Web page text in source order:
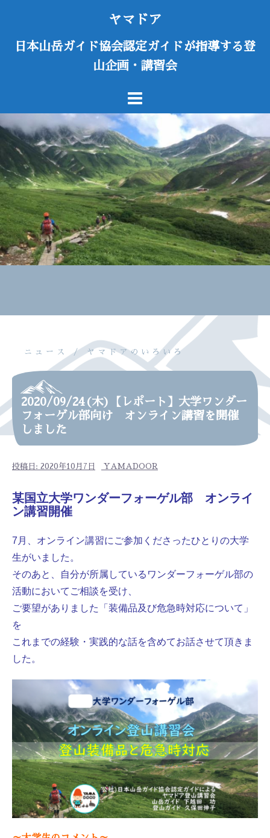
キ
ヤマドア
日本山岳ガイド協会認定ガイドが指導する登
山企画・講習会
ニュース ヤマドアのいろいろ
2020/09/24(木)【レポート】大学ワンダー
フォーゲル部向け オンライン講習を開催
しました
投稿日: 2020年10月7日 YAMADOOR
某国立大学ワンダーフォーゲル部 オンライ
ン講習開催
7月、オンライン講習にご参加くださったひとりの大学
生がいました。
そのあと、自分が所属しているワンダーフォーゲル部の
活動において ご相談を受け、
ご要望がありました「装備品及び危急時対応について」
を
これまでの経験・実践的な話を含めてお話させて頂きま
した。